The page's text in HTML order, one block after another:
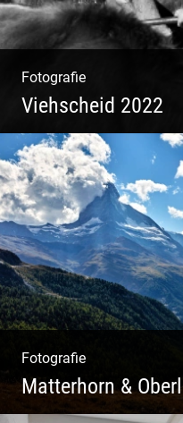
Fotografie
Viehscheid 2022
Fotografie
Matterhorn &